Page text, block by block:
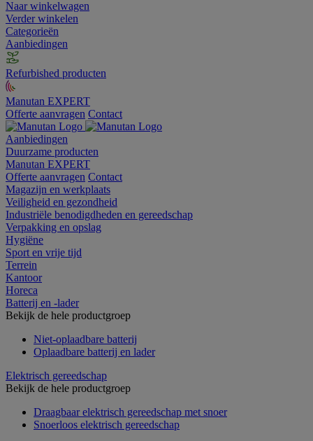
Naar winkelwagen
Verder winkelen
Categorieën
Aanbiedingen
Refurbished producten
Manutan EXPERT
Offerte aanvragen Contact
Aanbiedingen
Duurzame producten
Manutan EXPERT
Offerte aanvragen Contact
Magazijn en werkplaats
Veiligheid en gezondheid
Industriële benodigdheden en gereedschap
Verpakking en opslag
Hygiëne
Sport en vrije tijd
Terrein
Kantoor
Horeca
Batterij en -lader
Bekijk de hele productgroep
Niet-oplaadbare batterij
Oplaadbare batterij en lader
Elektrisch gereedschap
Bekijk de hele productgroep
Draagbaar elektrisch gereedschap met snoer
Snoerloos elektrisch gereedschap